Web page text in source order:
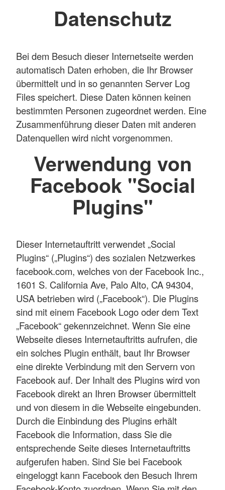
Datenschutz
Bei dem Besuch dieser Internetseite werden
automatisch Daten erhoben, die Ihr Browser
übermittelt und in so genannten Server Log
Files speichert. Diese Daten können keinen
bestimmten Personen zugeordnet werden. Eine
Zusammenführung dieser Daten mit anderen
Datenquellen wird nicht vorgenommen.
Verwendung von
Facebook "Social
Plugins"
Dieser Internetauftritt verwendet „Social
Plugins“ („Plugins“) des sozialen Netzwerkes
facebook.com, welches von der Facebook Inc.,
1601 S. California Ave, Palo Alto, CA 94304,
USA betrieben wird („Facebook“). Die Plugins
sind mit einem Facebook Logo oder dem Text
„Facebook“ gekennzeichnet. Wenn Sie eine
Webseite dieses Internetauftritts aufrufen, die
ein solches Plugin enthält, baut Ihr Browser
eine direkte Verbindung mit den Servern von
Facebook auf. Der Inhalt des Plugins wird von
Facebook direkt an Ihren Browser übermittelt
und von diesem in die Webseite eingebunden.
Durch die Einbindung des Plugins erhält
Facebook die Information, dass Sie die
entsprechende Seite dieses Internetauftritts
aufgerufen haben. Sind Sie bei Facebook
eingeloggt kann Facebook den Besuch Ihrem